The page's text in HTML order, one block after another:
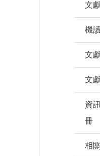
文
機
文
文
資
冊
相